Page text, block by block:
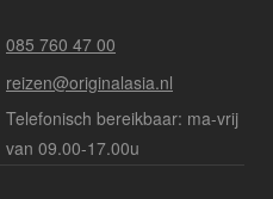
085 760 47 00
reizen@originalasia.nl
Telefonisch bereikbaar: ma-vrij
van 09.00-17.00u